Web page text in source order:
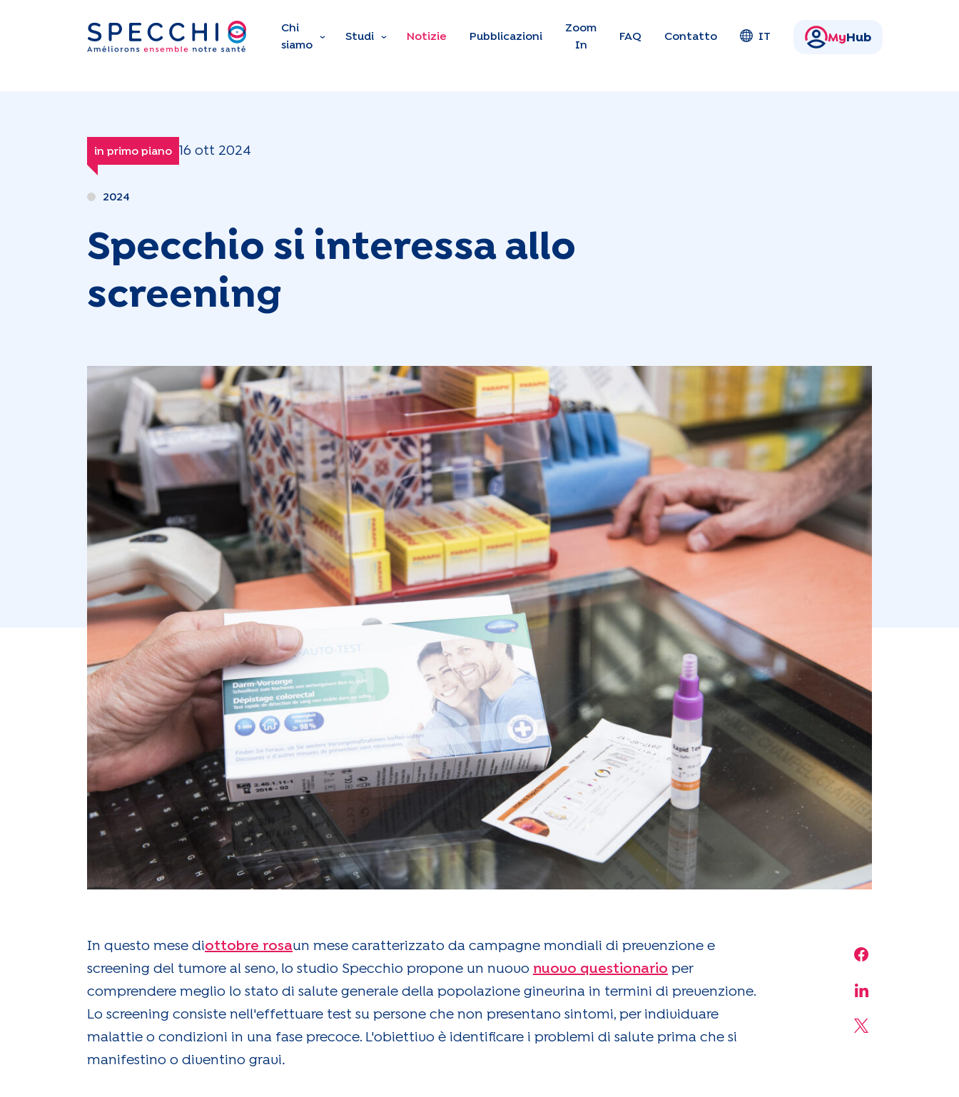
Skip to main content
Chi
siamo
Studi Notizie Pubblicazioni
Zoom
In
FAQ Contatto IT My Hub
in primo piano 16 ott 2024
2024
Specchio si interessa allo
screening
Share on
Share on
Share on X
In questo mese diottobre rosaun mese caratterizzato da campagne mondiali di prevenzione e
screening del tumore al seno, lo studio Specchio propone un nuovo nuovo questionario per
comprendere meglio lo stato di salute generale della popolazione ginevrina in termini di prevenzione.
Lo screening consiste nell'effettuare test su persone che non presentano sintomi, per individuare
malattie o condizioni in una fase precoce. L'obiettivo è identificare i problemi di salute prima che si
manifestino o diventino gravi.